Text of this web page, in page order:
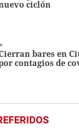
ciclón
bares en
contagios de